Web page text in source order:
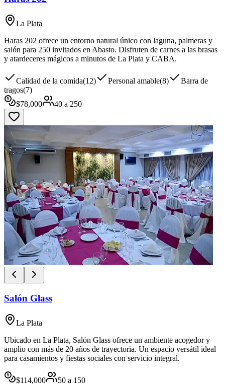
La Plata
Haras 202 ofrece un entorno natural único con laguna, palmeras y
salón para 250 invitados en Abasto. Disfruten de carnes a las brasas
y atardeceres mágicos a minutos de La Plata y CABA.
Calidad de la comida(12) Personal amable(8)
Barra de
tragos(7)
$78,000 40 a 250
Salón Glass
La Plata
Ubicado en La Plata, Salón Glass ofrece un ambiente acogedor y
amplio con más de 20 años de trayectoria. Un espacio versátil ideal
para casamientos y fiestas sociales con servicio integral.
$114,000 50 a 150